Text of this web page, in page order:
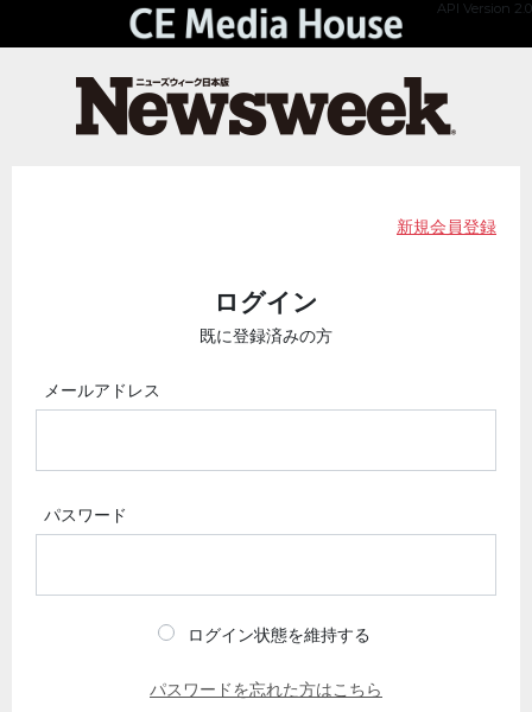
API Version 2.0
新規会員登録
ログイン
既に登録済みの方
メールアドレス
パスワード
ログイン状態を維持する
パスワードを忘れた方はこちら